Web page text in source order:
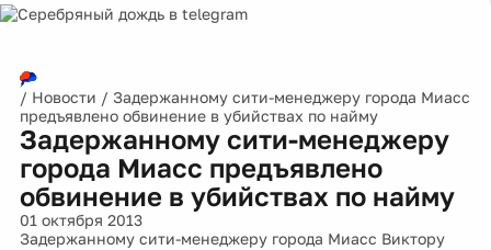
/ Новости / Задержанному сити-менеджеру города Миасс
предъявлено обвинение в убийствах по найму
Задержанному сити-менеджеру
города Миасс предъявлено
обвинение в убийствах по найму
01 октября 2013
Задержанному сити-менеджеру города Миасс Виктору